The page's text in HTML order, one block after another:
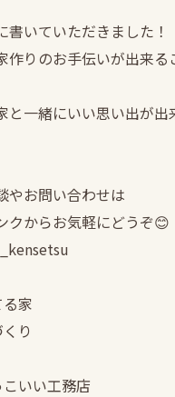
書いていただきました！
作りのお手伝いが出来る
と一緒にいい思い出が出
やお問い合わせは
クからお気軽にどうぞ😊
家
り
いい工務店